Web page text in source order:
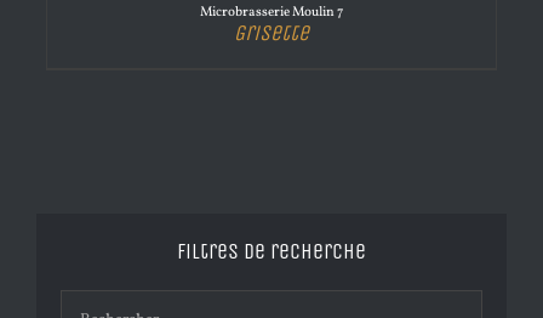
Microbrasserie Moulin 7
Grisette
Filtres de recherche